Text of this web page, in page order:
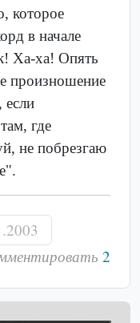
которое
в начале
Ха-ха! Опять
произношение
где
не побрезгаю
2